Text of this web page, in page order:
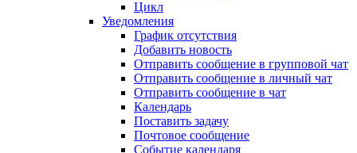
Цикл
Уведомления
График отсутствия
Добавить новость
Отправить сообщение в групповой чат
Отправить сообщение в личный чат
Отправить сообщение в чат
Календарь
Поставить задачу
Почтовое сообщение
Событие календаря